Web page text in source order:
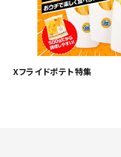
Xフライドポテト特集